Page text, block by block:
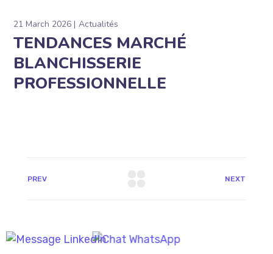
21 March 2026 Actualités
TENDANCES MARCHÉ
BLANCHISSERIE
PROFESSIONNELLE
PREV NEXT